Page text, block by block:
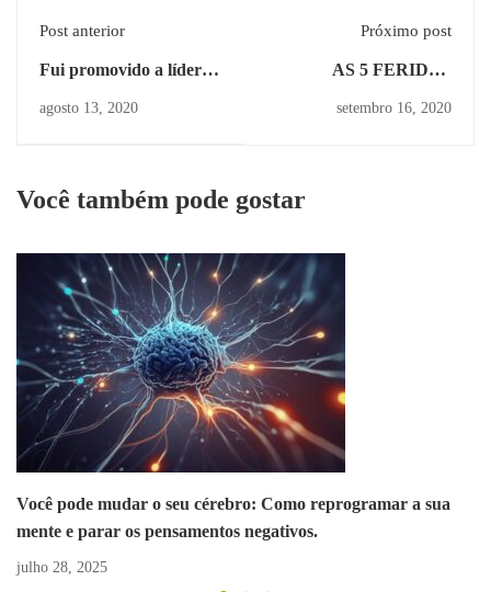
Post anterior
Fui promovido a líder
agosto 13, 2020
Próximo post
AS 5 FERIDAS
setembro 16, 2020
Você também pode gostar
Você pode mudar o seu cérebro: Como reprogramar a sua
mente e parar os pensamentos negativos.
julho 28, 2025